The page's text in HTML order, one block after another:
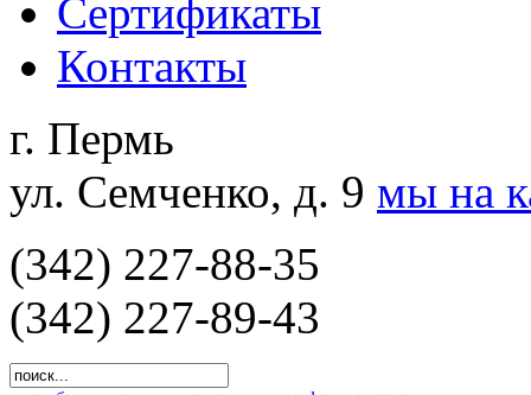
Сертификаты
Контакты
г. Пермь
ул. Семченко, д. 9 мы на
(342) 227-88-35
(342) 227-89-43